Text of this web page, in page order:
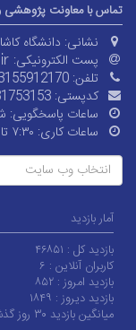
تماس با معاونت پژوهشی
نشانی: دانشگاه
پست الکترونیکی:
تلفن:
کدپستی:
ساعات پاسخگویی:
ساعات کاری: ۷:۳۰ تا ۱۵:۳۰
انتخاب وب سایت
آمار بازدید
بازدید کل : ۴۶۸۵۱
کاربران آنلاین : ۶
بازدید امروز : ۸۵۲
بازدید دیروز : ۱۸۴۹
میانگین بازدید ۳۰ روز گذشته :